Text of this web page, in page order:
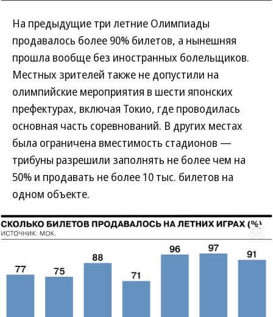
На предыдущие три летние Олимпиады
продавалось более 90% билетов, а нынешняя
прошла вообще без иностранных болельщиков.
Местных зрителей также не допустили на
олимпийские мероприятия в шести японских
префектурах, включая Токио, где проводилась
основная часть соревнований. В других местах
была ограничена вместимость стадионов —
трибуны разрешили заполнять не более чем на
50% и продавать не более 10 тыс. билетов на
одном объекте.
Развернуть